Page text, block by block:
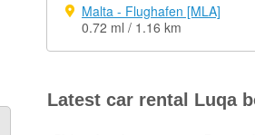
Malta - Flughafen [MLA]
0.72 ml / 1.16 km
Latest car rental Luqa